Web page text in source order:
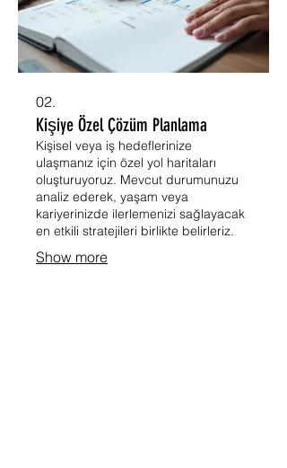
02.
Kişiye Özel Çözüm Planlama
Kişisel veya iş hedeflerinize
ulaşmanız için özel yol haritaları
oluşturuyoruz. Mevcut durumunuzu
analiz ederek, yaşam veya
kariyerinizde ilerlemenizi sağlayacak
en etkili stratejileri birlikte belirleriz.
Show more